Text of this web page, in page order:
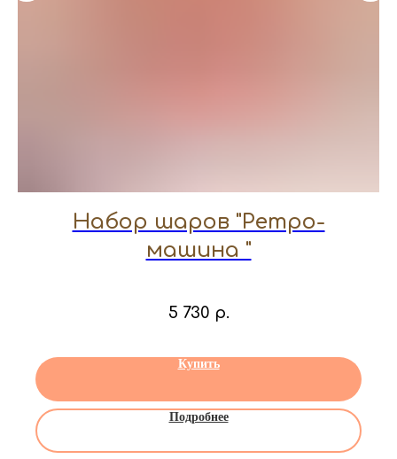
Набор шаров "Ретро-
машина "
5 730 р.
Купить
Подробнее